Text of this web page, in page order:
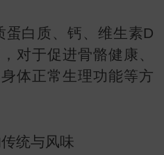
蛋白质、钙、维生素D
对于促进骨骼健康、
体正常生理功能等方
统与风味